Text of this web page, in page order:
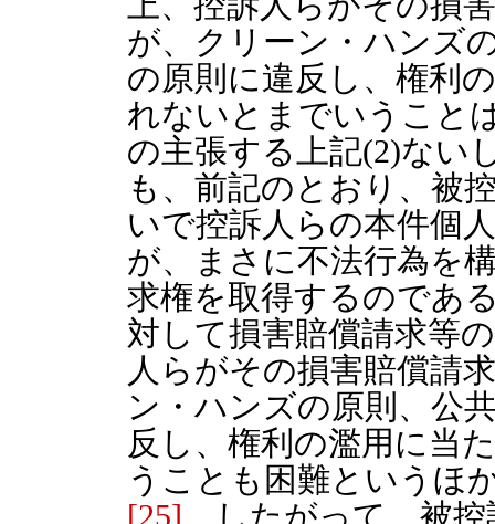
が、クリーン・ハンズ
の原則に違反し、権利
れないとまでいうこと
の主張する上記(2)ない
も、前記のとおり、被
いで控訴人らの本件個
が、まさに不法行為を
求権を取得するのであ
対して損害賠償請求等
人らがその損害賠償請
ン・ハンズの原則、公
反し、権利の濫用に当
うことも困難というほ
[25] したがって、被控